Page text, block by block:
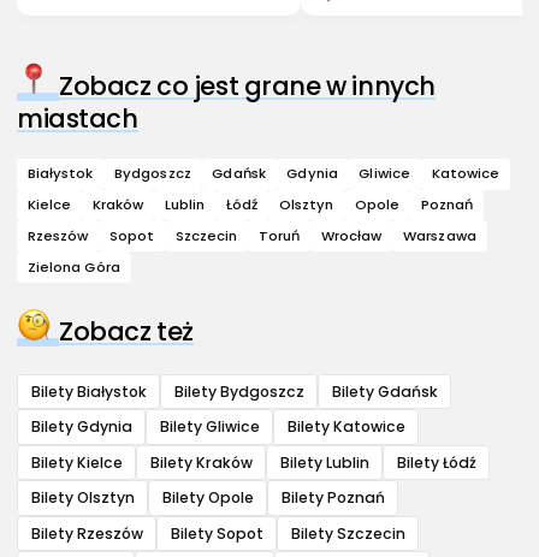
Zobacz co jest grane w innych
miastach
Białystok Bydgoszcz Gdańsk Gdynia Gliwice
Katowice
Kielce
Kraków Lublin Łódź Olsztyn Opole
Poznań
Rzeszów
Sopot Szczecin Toruń Wrocław
Warszawa
Zielona Góra
Zobacz też
Bilety Białystok Bilety Bydgoszcz
Bilety Gdańsk
Bilety Gdynia
Bilety Gliwice
Bilety Katowice
Bilety Kielce
Bilety Kraków Bilety Lublin
Bilety Łódź
Bilety Olsztyn
Bilety Opole
Bilety Poznań
Bilety Rzeszów
Bilety Sopot
Bilety Szczecin